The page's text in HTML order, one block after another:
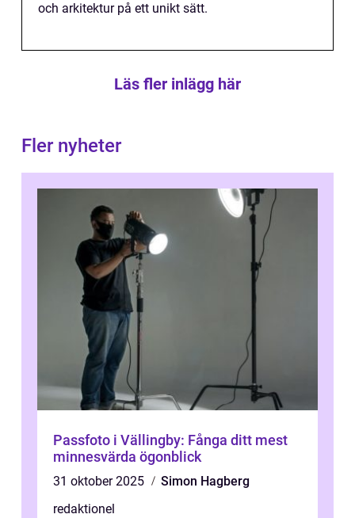
och arkitektur på ett unikt sätt.
Läs fler inlägg här
Fler nyheter
Passfoto i Vällingby: Fånga ditt mest
minnesvärda ögonblick
31 oktober 2025
Simon Hagberg
redaktionel